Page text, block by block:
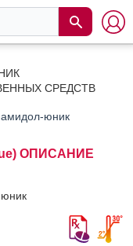
СРЕДСТВ
юник
ОПИСАНИЕ